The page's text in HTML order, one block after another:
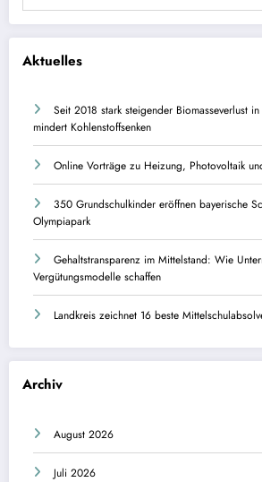
Aktuelles
Seit 2018 stark steigender Biomasseverlust
mindert Kohlenstoffsenken
Online Vorträge zu Heizung, Photovoltaik
350 Grundschulkinder eröffnen bayerische
Olympiapark
Gehaltstransparenz im Mittelstand: Wie
Vergütungsmodelle schaffen
Landkreis zeichnet 16 beste
Archiv
August 2026
Juli 2026